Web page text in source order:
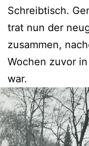
Schreibtisch.
trat nun der
zusammen,
Wochen zuvor
war.